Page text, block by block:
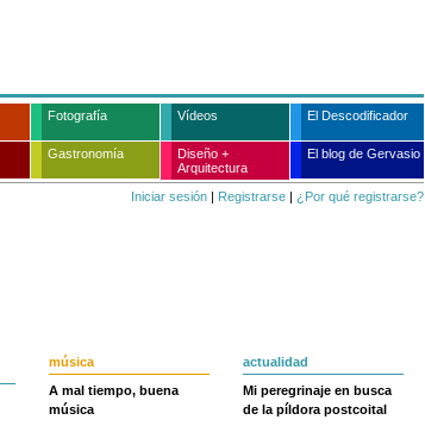
Fotografía Vídeos El Descodificador
Gastronomía
Diseño +
Arquitectura
El blog de Gervasio
Iniciar sesión | Registrarse | ¿Por qué registrarse?
música
A mal tiempo, buena
música
actualidad
Mi peregrinaje en busca
de la píldora postcoital